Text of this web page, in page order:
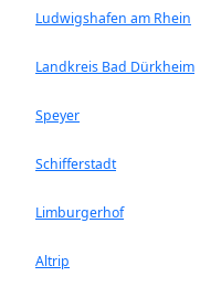
Ludwigshafen am Rhein
Landkreis Bad Dürkheim
Speyer
Schifferstadt
Limburgerhof
Altrip